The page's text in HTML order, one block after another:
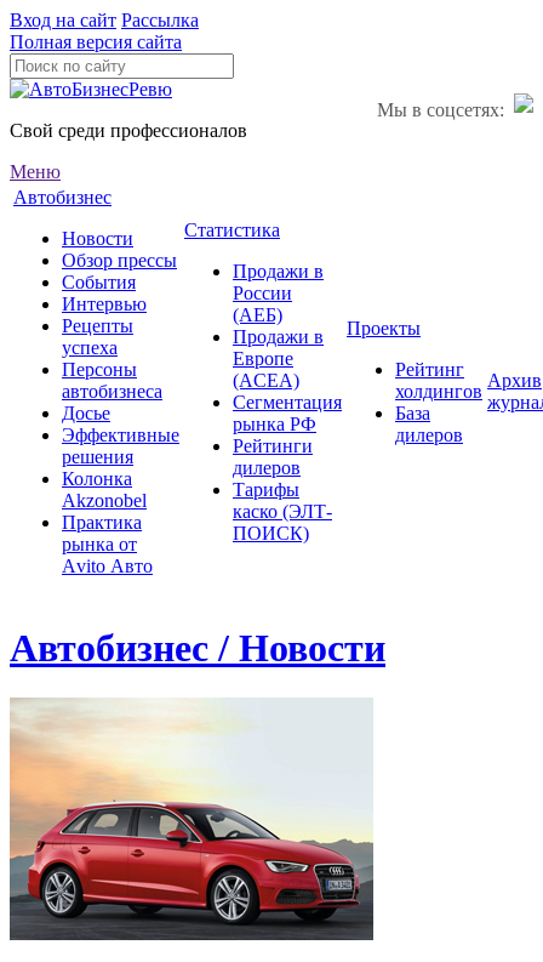
Вход на сайт Рассылка
Полная версия сайта
Мы в соцсетях:
Свой среди профессионалов
Меню
Автобизнес
Новости
Обзор прессы
События
Интервью
Рецепты
успеха
Персоны
автобизнеса
Досье
Эффективные
решения
Колонка
Akzonobel
Практика
рынка от
Аvito Авто
Статистика
Продажи в
России
(АЕБ)
Продажи в
Европе
(ACEA)
Сегментация
рынка РФ
Рейтинги
дилеров
Тарифы
каско (ЭЛТ-
ПОИСК)
Проекты
Рейтинг
холдингов
База
дилеров
Архив
Автобизнес / Новости